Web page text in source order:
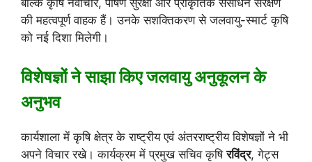
बल्कि कृषि नवाचार, पोषण सुरक्षा और प्राकृतिक संसाधन संरक्षण
की महत्वपूर्ण वाहक हैं। उनके सशक्तिकरण से जलवायु-स्मार्ट कृषि
को नई दिशा मिलेगी।
विशेषज्ञों ने साझा किए जलवायु अनुकूलन के
अनुभव
कार्यशाला में कृषि क्षेत्र के राष्ट्रीय एवं अंतरराष्ट्रीय विशेषज्ञों ने भी
अपने विचार रखे। कार्यक्रम में प्रमुख सचिव कृषिरविंद्र, गेट्स